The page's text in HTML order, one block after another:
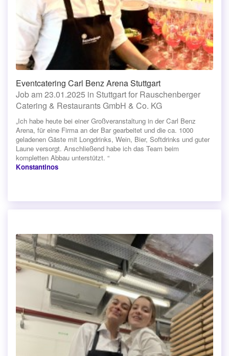
Eventcatering Carl Benz Arena Stuttgart
Job am 23.01.2025 in Stuttgart for Rauschenberger
Catering & Restaurants GmbH & Co. KG
„Ich habe heute bei einer Großveranstaltung in der Carl Benz
Arena, für eine Firma an der Bar gearbeitet und die ca. 1000
geladenen Gäste mit Longdrinks, Wein, Bier, Softdrinks und guter
Laune versorgt. Anschließend habe ich das Team beim
kompletten Abbau unterstützt. “
Konstantinos